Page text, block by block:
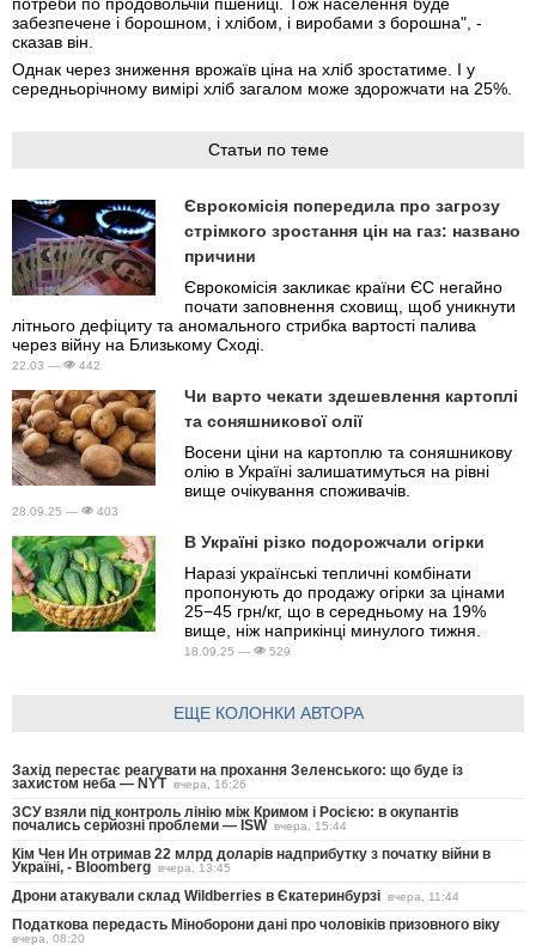
забезпечене і борошном, і хлібом, і виробами з борошна", -
сказав він.
Однак через зниження врожаїв ціна на хліб зростатиме. І у
середньорічному вимірі хліб загалом може здорожчати на 25%.
Статьи по теме
Єврокомісія попередила про загрозу
стрімкого зростання цін на газ: названо
причини
Єврокомісія закликає країни ЄС негайно
почати заповнення сховищ, щоб уникнути
літнього дефіциту та аномального стрибка вартості палива
через війну на Близькому Сході.
22.03 — 442
Чи варто чекати здешевлення картоплі
та соняшникової олії
Восени ціни на картоплю та соняшникову
олію в Україні залишатимуться на рівні
вище очікування споживачів.
28.09.25 — 403
В Україні різко подорожчали огірки
Наразі українські тепличні комбінати
пропонують до продажу огірки за цінами
25−45 грн/кг, що в середньому на 19%
вище, ніж наприкінці минулого тижня.
18.09.25 — 529
ЕЩЕ КОЛОНКИ АВТОРА
Захід перестає реагувати на прохання Зеленського: що буде із
захистом неба — NYT вчера, 16:26
ЗСУ взяли під контроль лінію між Кримом і Росією: в окупантів
почались серйозні проблеми — ISW вчера, 15:44
Кім Чен Ин отримав 22 млрд доларів надприбутку з початку війни в
Україні, - Bloomberg вчера, 13:45
Дрони атакували склад Wildberries в Єкатеринбурзі вчера, 11:44
Податкова передасть Міноборони дані про чоловіків призовного віку
вчера, 08:20